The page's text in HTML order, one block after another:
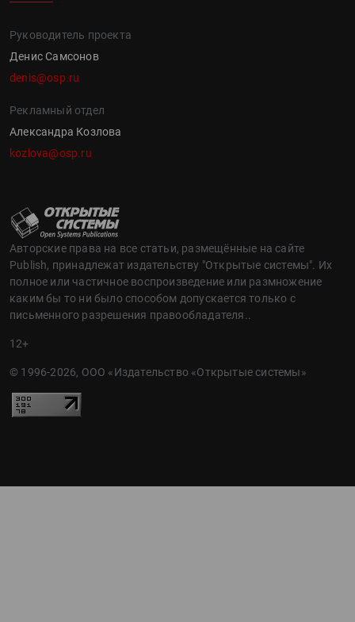
Руководитель проекта
Денис Самсонов
denis@osp.ru
Рекламный отдел
Александра Козлова
kozlova@osp.ru
Авторские права на все статьи, размещённые на сайте
Publish, принадлежат издательству "Открытые системы". Их
полное или частичное воспроизведение или размножение
каким бы то ни было способом допускается только с
письменного разрешения правообладателя..
12+
© 1996-2026, ООО «Издательство «Открытые системы»